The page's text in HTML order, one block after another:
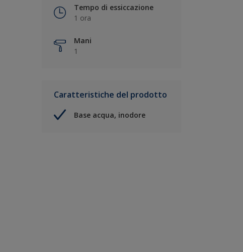
Tempo di essiccazione
1 ora
Mani
1
Caratteristiche del prodotto
Base acqua, inodore